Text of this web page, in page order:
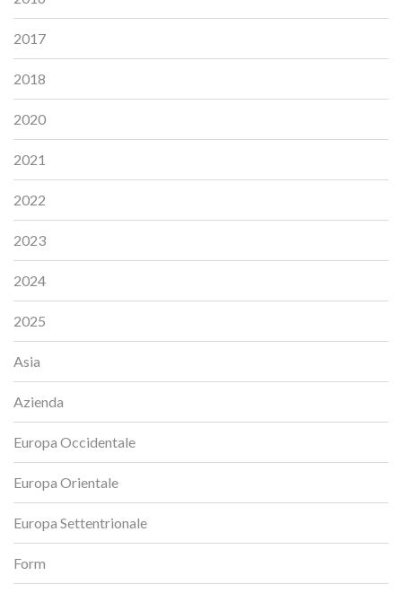
2017
2018
2020
2021
2022
2023
2024
2025
Asia
Azienda
Europa Occidentale
Europa Orientale
Europa Settentrionale
Form